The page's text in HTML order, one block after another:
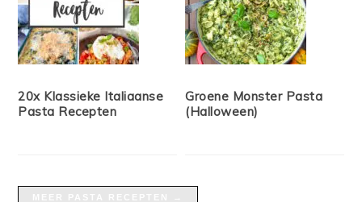
20x Klassieke Italiaanse
Pasta Recepten
Groene Monster Pasta
(Halloween)